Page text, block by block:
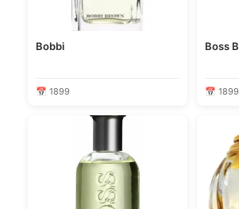
Bobbi
📅 1899 📅 1899